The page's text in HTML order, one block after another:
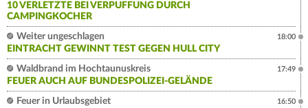
10 VERLETZTE BEI VERPUFFUNG DURCH
CAMPINGKOCHER
Weiter ungeschlagen
EINTRACHT GEWINNT TEST GEGEN HULL CITY
18:00
Waldbrand im Hochtaunuskreis
FEUER AUCH AUF BUNDESPOLIZEI-GELÄNDE
17:49
Feuer in Urlaubsgebiet
16:50